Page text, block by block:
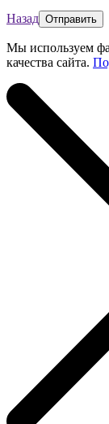
Назад
Мы используем
качества сайта.